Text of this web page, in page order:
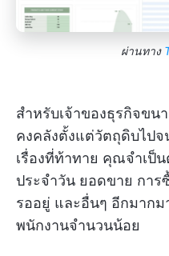
ผ่านทาง
สำหรับเจ้าของธุรกิจขน
คงคลังตั้งแต่วัตถุดิบไปจ
เรื่องที่ท้าทาย คุณจำเป็
ประจำวัน ยอดขาย กา
รออยู่ และอื่นๆ อีกมาก
พนักงานจำนวนน้อย